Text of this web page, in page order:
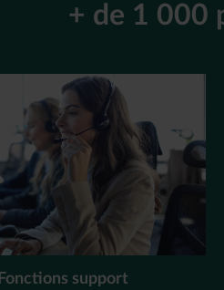
+ de 1 000
Fonctions support